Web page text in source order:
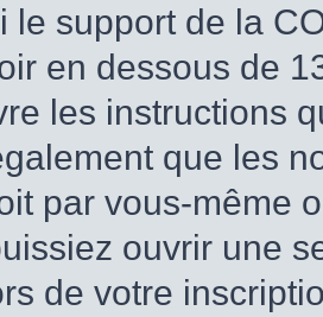
le support de la
en dessous de
les instructions
que les
par vous-même
ouvrir une
de votre